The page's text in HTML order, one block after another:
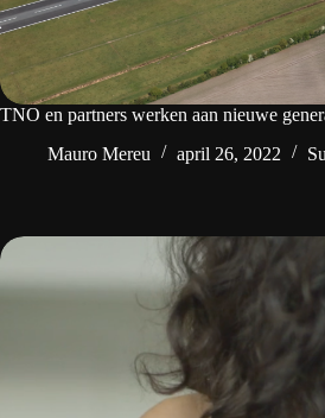
TNO en partners werken aan nieuwe
Mauro Mereu
april 26, 2022